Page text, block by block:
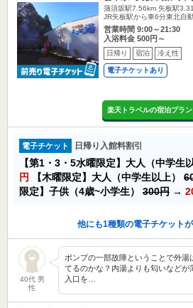
蒲須坂駅7.56km 矢板駅
JR矢板駅から車6分東北自
営業時間 9:00～21:30
入浴料金 500円～
日帰り 宿泊 冷え性
電子チケットあり
楽天トラベルの宿泊プラ
電子チケット 日帰り入館料割引
【第1・3・5水曜限定】大人（中学生
円
【木曜限定】大人（中学生以上）
限定】子供（4歳~小学生） 300円 →
他にも1種類の電子チケット
40代 男
性
ポンプの一部故障ということで外
てるのかな？内湯よりも匂いなどが
入口を…